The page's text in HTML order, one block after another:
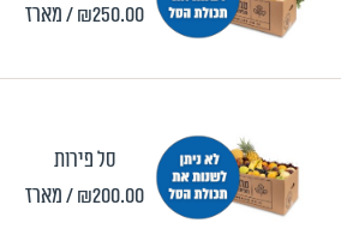
₪250.00 / מארז
סל פירות
₪200.00 / מארז